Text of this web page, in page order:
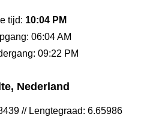
tijd: 10:04 PM
06:04 AM
09:22 PM
Nederland
// Lengtegraad: 6.65986